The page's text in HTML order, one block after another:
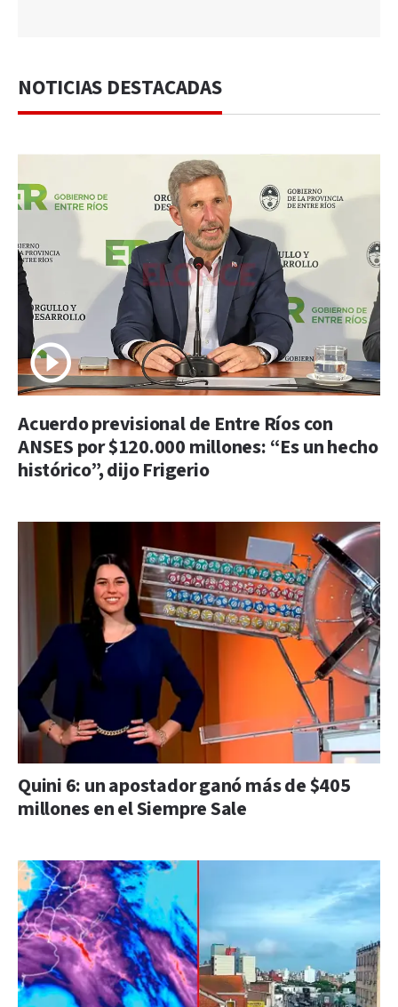
NOTICIAS DESTACADAS
Acuerdo previsional de Entre Ríos con
ANSES por $120.000 millones: “Es un hecho
histórico”, dijo Frigerio
Quini 6: un apostador ganó más de $405
millones en el Siempre Sale